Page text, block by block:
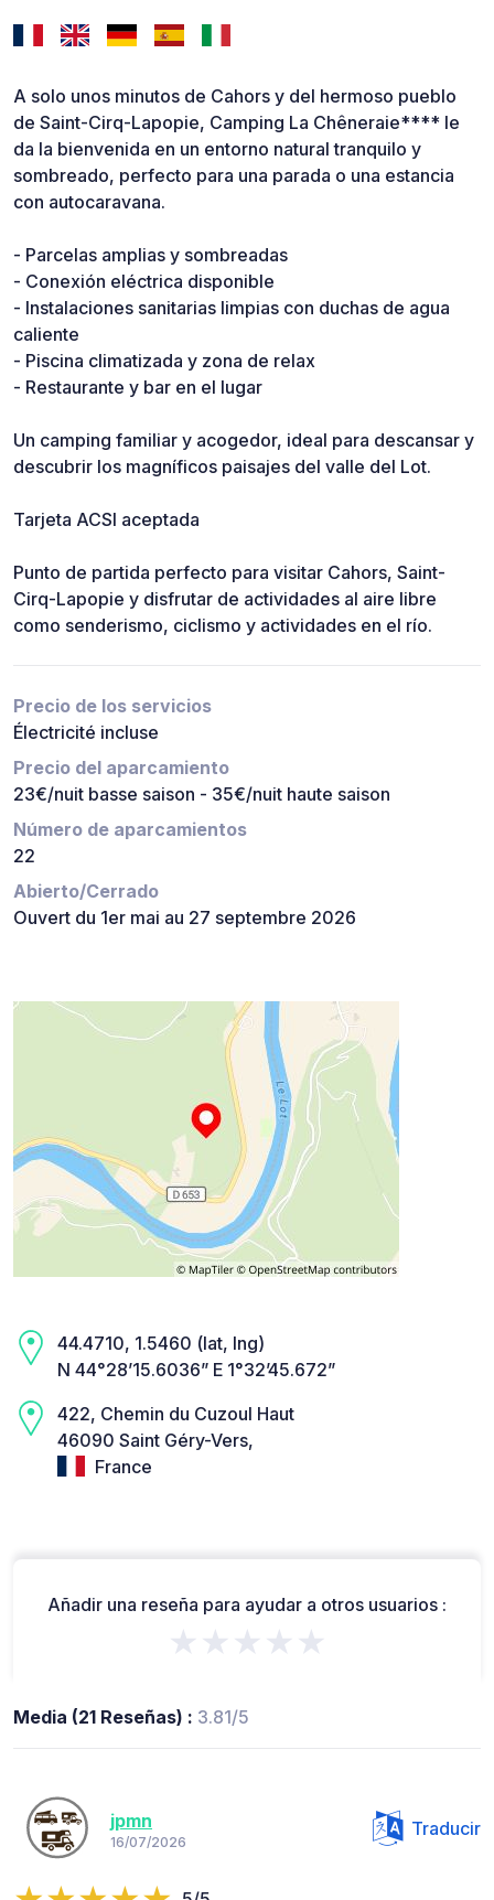
A solo unos minutos de Cahors y del hermoso pueblo
de Saint-Cirq-Lapopie, Camping La Chêneraie**** le
da la bienvenida en un entorno natural tranquilo y
sombreado, perfecto para una parada o una estancia
con autocaravana.
- Parcelas amplias y sombreadas
- Conexión eléctrica disponible
- Instalaciones sanitarias limpias con duchas de agua
caliente
- Piscina climatizada y zona de relax
- Restaurante y bar en el lugar
Un camping familiar y acogedor, ideal para descansar y
descubrir los magníficos paisajes del valle del Lot.
Tarjeta ACSI aceptada
Punto de partida perfecto para visitar Cahors, Saint-
Cirq-Lapopie y disfrutar de actividades al aire libre
como senderismo, ciclismo y actividades en el río.
Precio de los servicios
Électricité incluse
Precio del aparcamiento
23€/nuit basse saison - 35€/nuit haute saison
Número de aparcamientos
22
Abierto/Cerrado
Ouvert du 1er mai au 27 septembre 2026
44.4710, 1.5460 (lat, lng)
N 44°28’15.6036” E 1°32’45.672”
422, Chemin du Cuzoul Haut
46090 Saint Géry-Vers,
France
Añadir una reseña para ayudar a otros usuarios :
★★★★★
Media (21 Reseñas) : 3.81/5
jpmn
16/07/2026
Traducir